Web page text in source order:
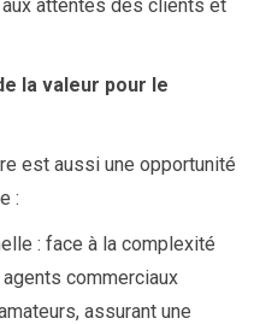
attentes des clients et
la valeur pour le
est aussi une opportunité
:
: face à la complexité
commerciaux
assurant une